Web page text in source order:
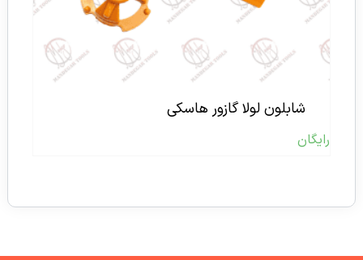
شابلون لولا گازور هاسکی
رایگان